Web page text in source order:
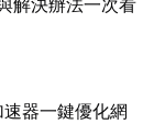
解決辦法一次看
器一鍵優化網